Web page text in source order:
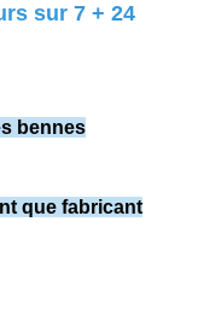
sur 7 + 24
bennes
que fabricant